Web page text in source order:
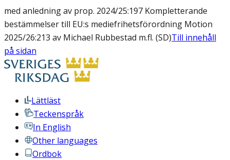
med anledning av prop. 2024/25:197 Kompletterande
bestämmelser till EU:s mediefrihetsförordning Motion
2025/26:213 av Michael Rubbestad m.fl. (SD)Till innehåll
på sidan
Lättläst
Teckenspråk
In English
Other languages
Ordbok